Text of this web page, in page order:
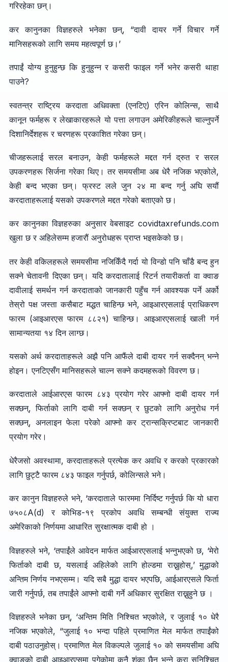
गरिरहेका छन्।
कर कानुनका विज्ञहरुले भनेका छन्, “दावी दायर गर्ने विचार गर्ने
मानिसहरूको लागि समय महत्वपूर्ण छ।’
तपाईं योग्य हुनुहुन्छ कि हुनुहुन्न र कसरी फाइल गर्ने भनेर कसरी थाहा
पाउने?
स्वतन्त्र राष्ट्रिय करदाता अधिवक्ता (एनटिए) एरिन कोलिन्स, साथै
कानून फर्महरू र लेखाकारहरूले यो पत्ता लगाउन अमेरिकीहरूले चाल्नुपर्ने
दिशानिर्देशहरू र चरणहरू प्रकाशित गरेका छन्।
चीजहरूलाई सरल बनाउन, केही फर्महरूले मद्दत गर्न द्रुत र सरल
उपकरणहरू सिर्जना गरेका थिए। तर समयसीमा अब धेरै नजिक भएकोले,
केही बन्द भएका छन्। फ्रस्ट लले जुन २४ मा बन्द गर्नु अघि सयौं
करदाताहरूलाई यसको उपकरणले मद्दत गरेको बताएको छ।
कर कानुनका विज्ञहरुका अनुसार वेबसाइट covidtaxrefunds.com
खुला छ र अहिलेसम्म हजारौं अनुरोधहरू प्राप्त भइसकेको छ।
तर केही वकिलहरूले समयसीमा नजिकिँदै गर्दा यो विन्डो पनि चाँडै बन्द हुन
सक्ने चेतावनी दिएका छन्। यदि करदातालाई रिटर्न तयारीकर्ता वा क्वाङ
दावीलाई समर्थन गर्न करदाताको जानकारी पहुँच गर्न आवश्यक पर्ने अर्को
तेस्रो पक्ष जस्ता कसैबाट मद्धत चाहिन्छ भने, आइआरएसलाई प्राधिकरण
फारम (आइआरएस फारम ८८२१) चाहिन्छ। आइआरएसलाई खाली गर्न
सामान्यतया १४ दिन लाग्छ।
यसको अर्थ करदाताहरूले अझै पनि आफैंले दाबी दायर गर्न सक्दैनन् भन्ने
होइन। एनटिएसँग मानिसहरूले चाल्न सक्ने कदमहरूको विवरण छ।
करदाताले आईआरएस फारम ८४३ प्रयोग गरेर आफ्नो दाबी दायर गर्न
सक्छन्, फिर्ताको लागि दाबी गर्न सक्छन् र छुटको लागि अनुरोध गर्न
सक्छन्, अनलाइन फेला परेको आफ्नो कर ट्रान्सक्रिप्टबाट जानकारी
प्रयोग गरेर।
धेरैजसो अवस्थामा, करदाताहरूले प्रत्येक कर अवधि र करको प्रकारको
लागि छुट्टै फारम ८४३ फाइल गर्नुपर्छ, कोलिन्सले भने।
कर कानुन विज्ञहरुले भने, ‘करदाताले फारममा निर्दिष्ट गर्नुपर्छ कि यो धारा
७५०८A(d) र कोभिड-१९ प्रकोप अवधि सम्बन्धी संयुक्त राज्य
अमेरिकाको निर्णयमा आधारित सुरक्षात्मक दाबी हो ।
विज्ञहरुले भने, ‘तपाईंले आवेदन मार्फत आईआरएसलाई भन्नुभएको छ, ‘मेरो
फिर्ताको दाबी छ, यसलाई अहिलेको लागि होल्डमा राख्नुहोस्,’ मुद्धाको
अन्तिम निर्णय नभएसम्म। यदि सबै मुद्धा दायर भएपछि, आईआरएसले फिर्ता
जारी गर्नुपर्छ, तब तपाईंले आफ्नो दाबी गर्ने अधिकार सुरक्षित राख्नुहुने छ ।
विज्ञहरुले भनेका छन्, ‘अन्तिम मिति निश्चित भएकोले, र जुलाई १० धेरै
नजिक भएकोले, “जुलाई १० भन्दा पहिले प्रमाणित मेल मार्फत तपाईंको
दाबी पठाउनुहोस्। प्रमाणित मेल विकल्पले जुलाई १० को समयसीमा अघि
क्वाङको दाबी आइआरएसमा पुगेकोमा कुनै शंका छैन भन्ने कुरा सुनिश्चित